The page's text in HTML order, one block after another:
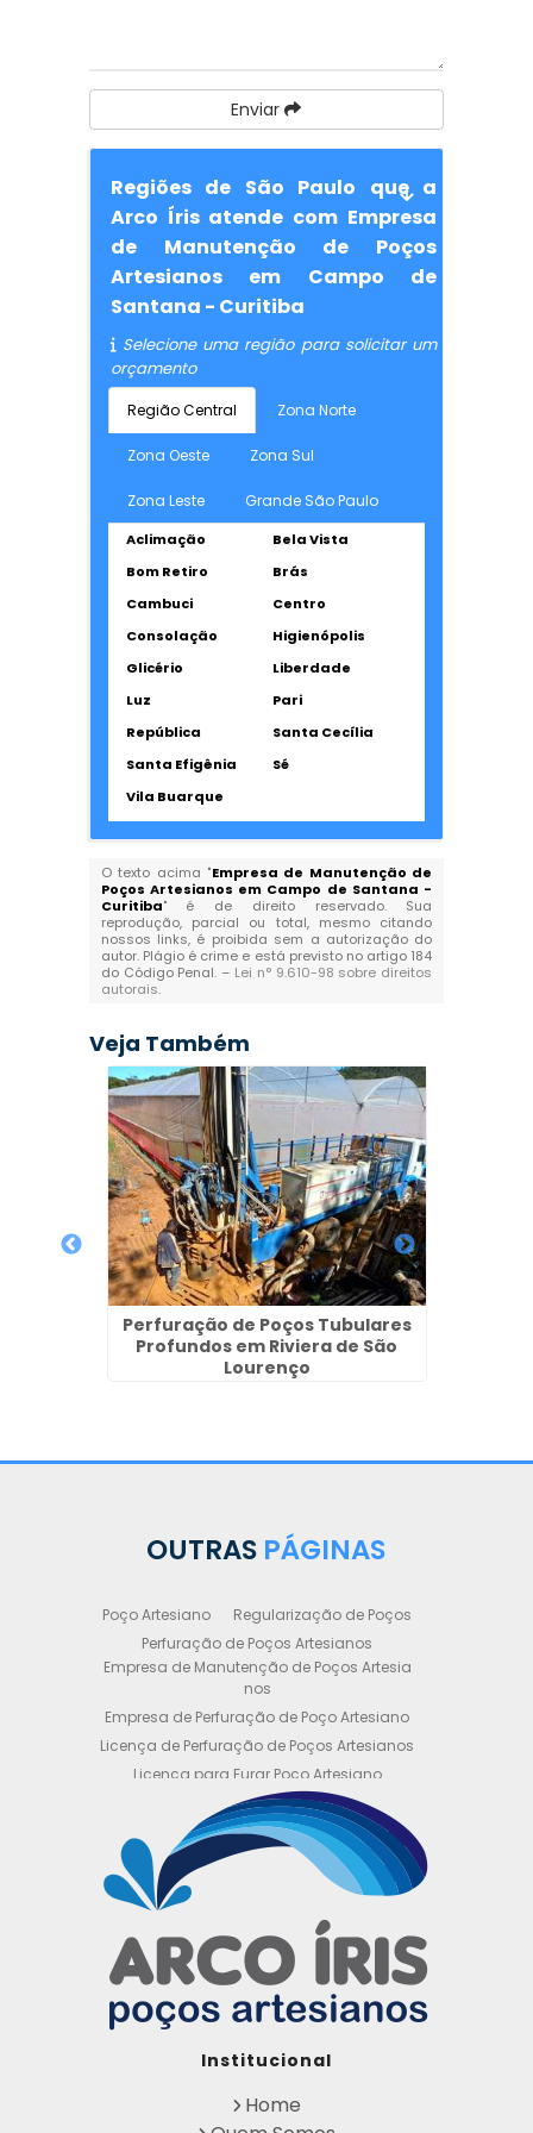
Enviar
Regiões de São Paulo que a
Arco Íris atende com Empresa
de Manutenção de Poços
Artesianos em Campo de
Santana - Curitiba
Selecione uma região para solicitar um
orçamento
Região Central Zona Norte
Zona Oeste Zona Sul
Zona Leste Grande São Paulo
Aclimação
Bela Vista
Bom Retiro
Brás
Cambuci
Centro
Consolação
Higienópolis
Glicério
Liberdade
Luz
Pari
República
Santa Cecília
Santa Efigênia
Sé
Vila Buarque
O texto acima "Empresa de Manutenção de
Poços Artesianos em Campo de Santana -
Curitiba" é de direito reservado. Sua
reprodução, parcial ou total, mesmo citando
nossos links, é proibida sem a autorização do
autor. Plágio é crime e está previsto no artigo 184
do Código Penal. – Lei n° 9.610-98 sobre direitos
autorais.
Veja Também
Perfuração de Poços Tubulares
Profundos em Riviera de São
Lourenço
OUTRAS PÁGINAS
Poço Artesiano
Regularização de Poços
Perfuração de Poços Artesianos
Empresa de Manutenção de Poços Artesia
nos
Empresa de Perfuração de Poço Artesiano
Licença de Perfuração de Poços Artesianos
Licença para Furar Poço Artesiano
Licença para Perfuração de Poço Artesiano
Licença para Poço Semi Artesiano
Manutenção de Poço Semi Artesiano
Manutenção Preventiva de Poços Artesiano
Obtenha sua Licença de Perfuração de Poç
o Artesiano
Orçamento de Poço Semi Artesiano
Orçamento para Perfuração de Poço Artesi
ano
Outorga DAEE para Poço Artesiano
cos
Institucional
Home